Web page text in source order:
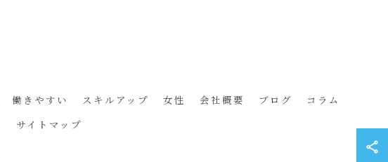
働きやすい スキルアップ 女性 会社概要 ブログ
コラム
サイトマップ